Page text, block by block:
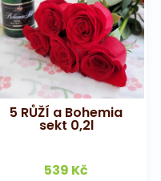
5 RŮŽÍ a Bohemia
sekt 0,2l
539 Kč